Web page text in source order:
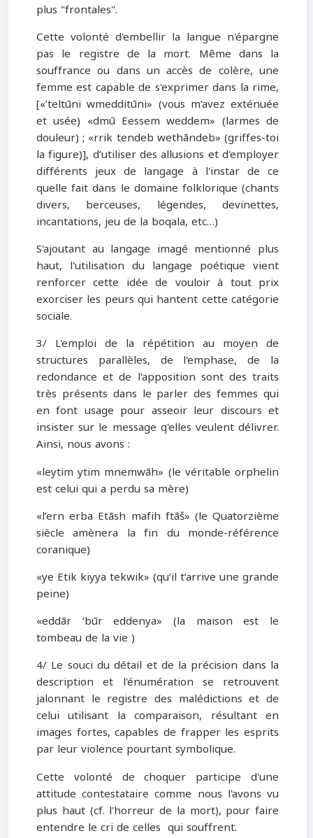
plus "frontales".
Cette volonté d'embellir la langue n'épargne
pas le registre de la mort. Même dans la
souffrance ou dans un accès de colère, une
femme est capable de s'exprimer dans la rime,
[«’teltūni wmedditūni» (vous m’avez exténuée
et usée) «dmū Eessem weddem» (larmes de
douleur) ; «rrik tendeb wethāndeb» (griffes-toi
la figure)], d’utiliser des allusions et d'employer
différents jeux de langage à l'instar de ce
quelle fait dans le domaine folklorique (chants
divers, berceuses, légendes, devinettes,
incantations, jeu de la boqala, etc…)
S'ajoutant au langage imagé mentionné plus
haut, l'utilisation du langage poétique vient
renforcer cette idée de vouloir à tout prix
exorciser les peurs qui hantent cette catégorie
sociale.
3/ L'emploi de la répétition au moyen de
structures parallèles, de l'emphase, de la
redondance et de l'apposition sont des traits
très présents dans le parler des femmes qui
en font usage pour asseoir leur discours et
insister sur le message q'elles veulent délivrer.
Ainsi, nous avons :
«leytim ytim mnemwāh» (le véritable orphelin
est celui qui a perdu sa mère)
«l’ern erba Etāsh mafih ftāš» (le Quatorzième
siècle amènera la fin du monde-référence
coranique)
«ye Etik kiyya tekwik» (qu’il t’arrive une grande
peine)
«eddār ’būr eddenya» (la maison est le
tombeau de la vie )
4/ Le souci du détail et de la précision dans la
description et l'énumération se retrouvent
jalonnant le registre des malédictions et de
celui utilisant la comparaison, résultant en
images fortes, capables de frapper les esprits
par leur violence pourtant symbolique.
Cette volonté de choquer participe d'une
attitude contestataire comme nous l'avons vu
plus haut (cf. l'horreur de la mort), pour faire
entendre le cri de celles qui souffrent.